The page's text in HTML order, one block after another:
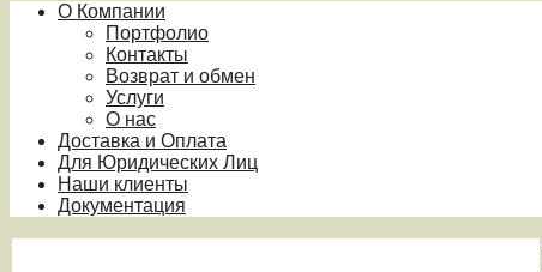
О Компании
Портфолио
Контакты
Возврат и обмен
Услуги
О нас
Доставка и Оплата
Для Юридических Лиц
Наши клиенты
Документация